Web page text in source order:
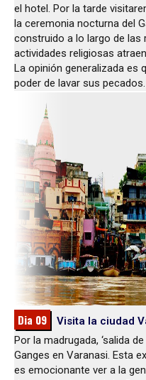
el hotel. Por la tarde
la ceremonia nocturna del
construido a lo largo de las
actividades religiosas
La opinión generalizada es
poder de lavar sus
Dia 09
Visita la ciudad
Por la madrugada, ‘salida
Ganges en Varanasi. Esta
es emocionante ver a la